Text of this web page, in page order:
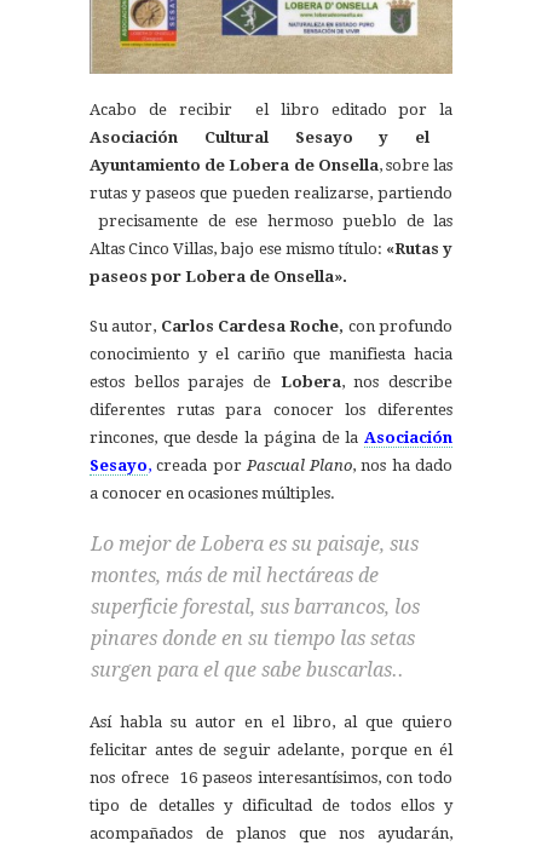
Acabo de recibir el libro editado por la
Asociación Cultural Sesayo y el
Ayuntamiento de Lobera de Onsella, sobre las
rutas y paseos que pueden realizarse, partiendo
precisamente de ese hermoso pueblo de las
Altas Cinco Villas, bajo ese mismo título: «Rutas y
paseos por Lobera de Onsella».
Su autor, Carlos Cardesa Roche, con profundo
conocimiento y el cariño que manifiesta hacia
estos bellos parajes de Lobera, nos describe
diferentes rutas para conocer los diferentes
rincones, que desde la página de la Asociación
Sesayo, creada por Pascual Plano, nos ha dado
a conocer en ocasiones múltiples.
Lo mejor de Lobera es su paisaje, sus
montes, más de mil hectáreas de
superficie forestal, sus barrancos, los
pinares donde en su tiempo las setas
surgen para el que sabe buscarlas..
Así habla su autor en el libro, al que quiero
felicitar antes de seguir adelante, porque en él
nos ofrece 16 paseos interesantísimos, con todo
tipo de detalles y dificultad de todos ellos y
acompañados de planos que nos ayudarán,